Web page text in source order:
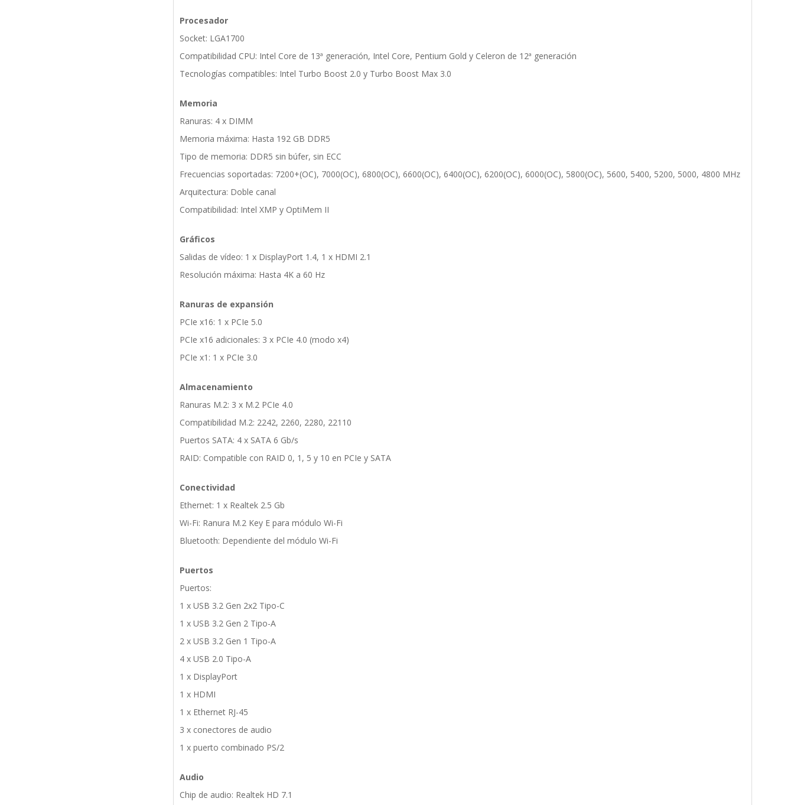
Procesador
Socket: LGA1700
Compatibilidad CPU: Intel Core de 13ª generación, Intel Core, Pentium Gold y Celeron de 12ª generación
Tecnologías compatibles: Intel Turbo Boost 2.0 y Turbo Boost Max 3.0
Memoria
Ranuras: 4 x DIMM
Memoria máxima: Hasta 192 GB DDR5
Tipo de memoria: DDR5 sin búfer, sin ECC
Frecuencias soportadas: 7200+(OC), 7000(OC), 6800(OC), 6600(OC), 6400(OC), 6200(OC), 6000(OC), 5800(OC), 5600, 5400, 5200, 5000, 4800 MHz
Arquitectura: Doble canal
Compatibilidad: Intel XMP y OptiMem II
Gráficos
Salidas de vídeo: 1 x DisplayPort 1.4, 1 x HDMI 2.1
Resolución máxima: Hasta 4K a 60 Hz
Ranuras de expansión
PCIe x16: 1 x PCIe 5.0
PCIe x16 adicionales: 3 x PCIe 4.0 (modo x4)
PCIe x1: 1 x PCIe 3.0
Almacenamiento
Ranuras M.2: 3 x M.2 PCIe 4.0
Compatibilidad M.2: 2242, 2260, 2280, 22110
Puertos SATA: 4 x SATA 6 Gb/s
RAID: Compatible con RAID 0, 1, 5 y 10 en PCIe y SATA
Conectividad
Ethernet: 1 x Realtek 2.5 Gb
Wi-Fi: Ranura M.2 Key E para módulo Wi-Fi
Bluetooth: Dependiente del módulo Wi-Fi
Puertos
Puertos:
1 x USB 3.2 Gen 2x2 Tipo-C
1 x USB 3.2 Gen 2 Tipo-A
2 x USB 3.2 Gen 1 Tipo-A
4 x USB 2.0 Tipo-A
1 x DisplayPort
1 x HDMI
1 x Ethernet RJ-45
3 x conectores de audio
1 x puerto combinado PS/2
Audio
Chip de audio: Realtek HD 7.1